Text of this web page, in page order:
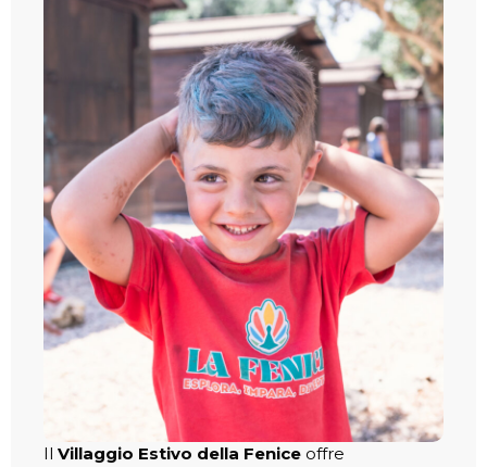
Il Villaggio Estivo della Fenice offre